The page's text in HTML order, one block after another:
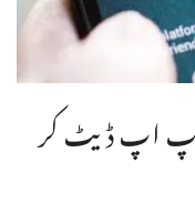
اپ ڈیٹ کر